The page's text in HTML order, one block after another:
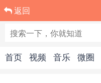
返回
首页 视频 音乐 微圈